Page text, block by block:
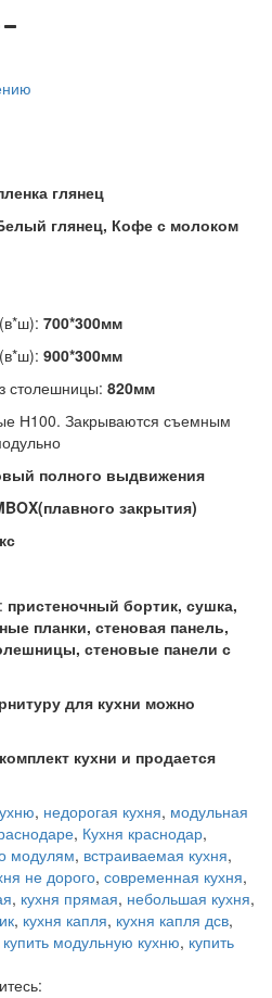
глянец
глянец, Кофе с молоком
700*300мм
900*300мм
столешницы: 820мм
Н100. Закрываются съемным
полного выдвижения
закрытия)
пристеночный бортик, сушка,
планки, стеновая панель,
стеновые панели с
для кухни можно
кухни и продается
, недорогая кухня, модульная
, Кухня краснодар,
модулям, встраиваемая кухня,
не дорого, современная кухня,
, кухня прямая, небольшая кухня,
, кухня капля, кухня капля дсв,
купить модульную кухню, купить